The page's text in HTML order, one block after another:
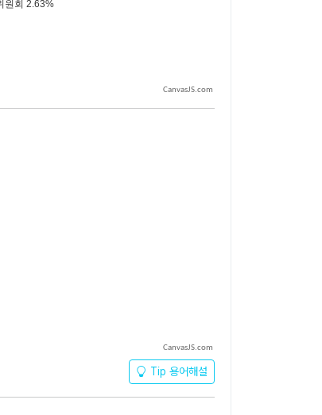
CanvasJS.com
CanvasJS.com
Tip 용어해설